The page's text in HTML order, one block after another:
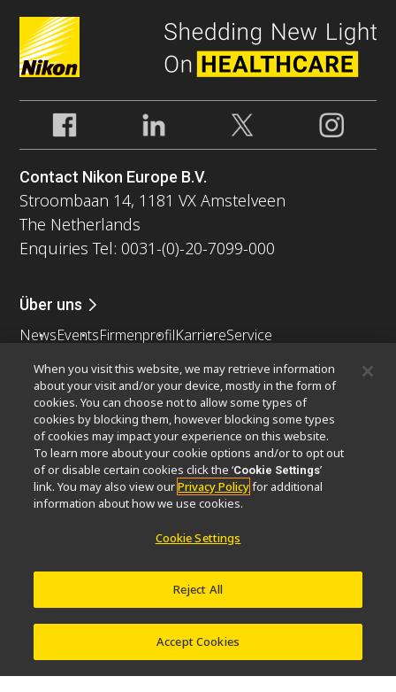
Contact Nikon Europe B.V.
Stroombaan 14, 1181 VX Amstelveen
The Netherlands
Enquiries Tel: 0031-(0)-20-7099-000
Über uns
NewsEventsFirmenprofilKarriereService
Nikon Microscopes 100th Anniversary
Popular Links
Neueste NachrichtenObjektiv-Auswahl
Resolution CalculatorPubScopeOEM
Nikon Small World
MicroscopyU
Halbleiter Lithographiesysteme
FPD Lithographiesysteme
When you visit this website, we may retrieve information
about your visit and/or your device, mostly in the form of
cookies. You can choose not to allow some types of
cookies by blocking them, however blocking some types
of cookies may impact your experience on this website.
To learn more about your cookie options and/or to opt out
of or disable certain cookies click the ‘Cookie Settings’
link. You may also view ourPrivacy Policyfor additional
information about how we use cookies.
Cookie Settings
Reject All
Accept Cookies